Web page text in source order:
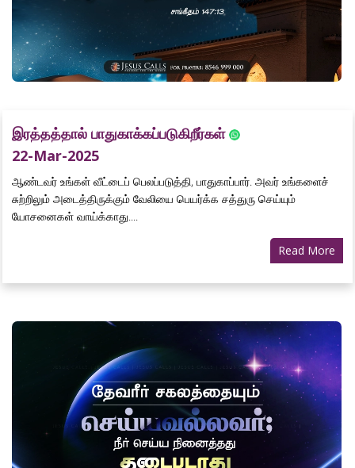
இரத்தத்தால் பாதுகாக்கப்படுகிறீர்கள்
22-Mar-2025
ஆண்டவர் உங்கள் வீட்டைப் பெலப்படுத்தி, பாதுகாப்பார். அவர் உங்களைச்
சுற்றிலும் அடைத்திருக்கும் வேலியை பெயர்க்க சத்துரு செய்யும்
யோசனைகள் வாய்க்காது....
Read More